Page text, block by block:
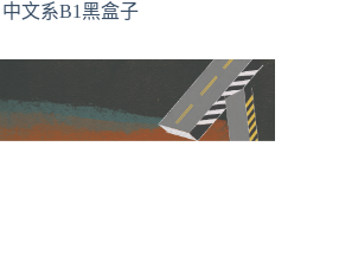
文系B1黑盒子